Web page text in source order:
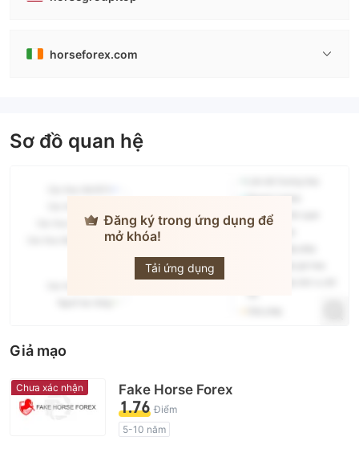
horseforex.com
Sơ đồ quan hệ
Đăng ký trong ứng dụng để
mở khóa!
Tải ứng dụng
Giả mạo
Chưa xác nhận Fake Horse Forex
1.76 Điểm
5-10 năm